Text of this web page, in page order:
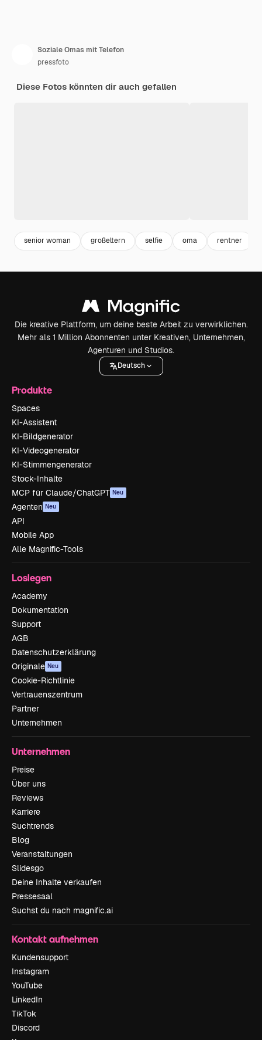
Soziale Omas mit Telefon
pressfoto
Diese Fotos könnten dir auch gefallen
senior woman großeltern selfie oma rentner
Die kreative Plattform, um deine beste Arbeit zu verwirklichen.
Mehr als 1 Million Abonnenten unter Kreativen, Unternehmen,
Agenturen und Studios.
Deutsch
Produkte
Spaces
KI-Assistent
KI-Bildgenerator
KI-Videogenerator
KI-Stimmengenerator
Stock-Inhalte
MCP für Claude/ChatGPT Neu
Agenten Neu
API
Mobile App
Alle Magnific-Tools
Loslegen
Academy
Dokumentation
Support
AGB
Datenschutzerklärung
Originale Neu
Cookie-Richtlinie
Vertrauenszentrum
Partner
Unternehmen
Unternehmen
Preise
Über uns
Reviews
Karriere
Suchtrends
Blog
Veranstaltungen
Slidesgo
Deine Inhalte verkaufen
Pressesaal
Suchst du nach magnific.ai
Kontakt aufnehmen
Kundensupport
Instagram
YouTube
LinkedIn
TikTok
Discord